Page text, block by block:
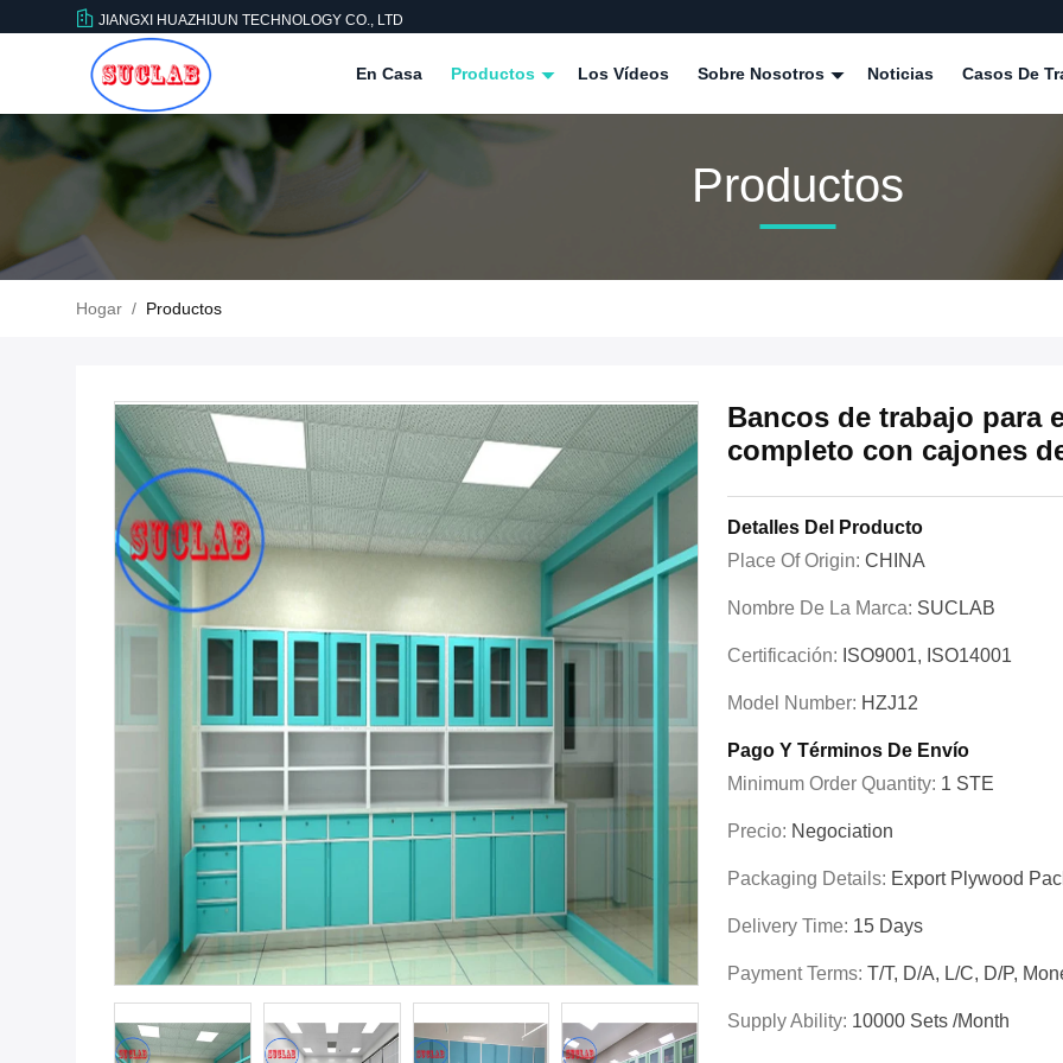
JIANGXI HUAZHIJUN TECHNOLOGY CO., LTD
En Casa Productos Los Vídeos Sobre Nosotros Noticias Casos De
Productos
Hogar / Productos
Bancos de trabajo para
completo con cajones
Detalles Del Producto
Place Of Origin: CHINA
Nombre De La Marca: SUCLAB
Certificación: ISO9001, ISO14001
Model Number: HZJ12
Pago Y Términos De Envío
Minimum Order Quantity: 1 STE
Precio: Negociation
Packaging Details: Export Plywood
Delivery Time: 15 Days
Payment Terms: T/T, D/A, L/C, D/P,
Supply Ability: 10000 Sets /Month